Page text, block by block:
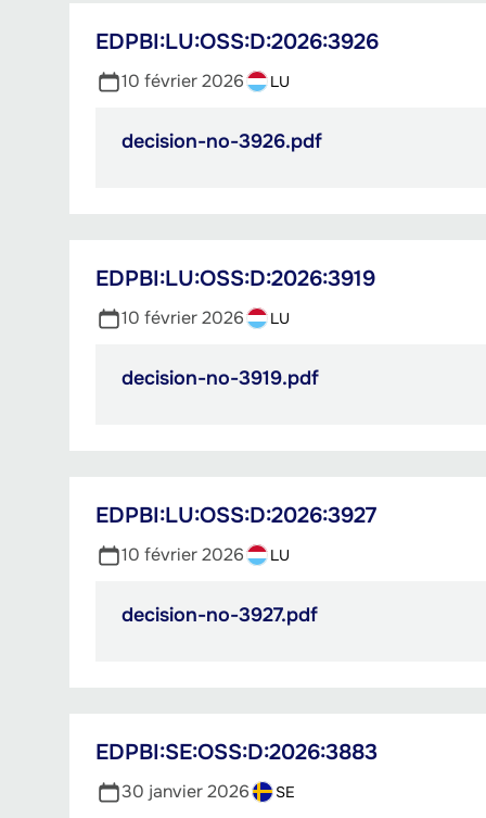
EDPBI:LU:OSS:D:2026:3926
10 février 2026 LU
decision-no-3926.pdf
PDF,
EDPBI:LU:OSS:D:2026:3919
10 février 2026 LU
decision-no-3919.pdf
PDF,
EDPBI:LU:OSS:D:2026:3927
10 février 2026 LU
decision-no-3927.pdf
PDF,
EDPBI:SE:OSS:D:2026:3883
30 janvier 2026 SE